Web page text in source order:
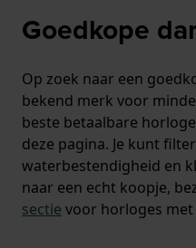
Goedkope
Op zoek naar een
bekend merk voor
beste betaalbare
deze pagina. Je kunt
waterbestendigheid en
naar een echt koopje,
sectie voor horloges